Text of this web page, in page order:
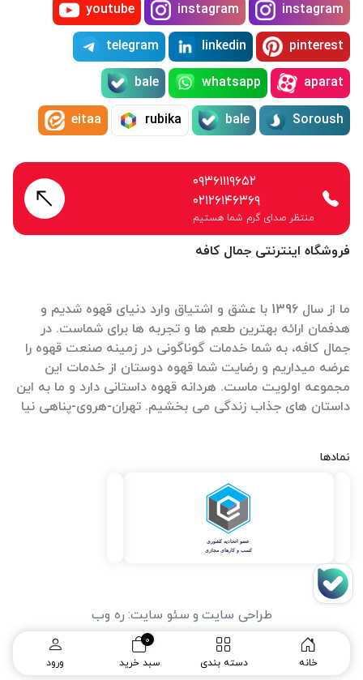
خانه دسته بندی سبد خرید
0
ورود
فروشگاه اینترنتی جمال کافه
ما از سال 1396 با عشق و اشتیاق وارد دنیای قهوه شدیم و
هدفمان ارائه بهترین طعم ها و تجربه ها برای شماست. در
جمال کافه، به شما خدمات گوناگونی در زمینه صنعت قهوه را
عرضه میداریم و رضایت شما قهوه دوستان از خدمات این
مجموعه اولویت ماست. هردانه قهوه داستانی دارد و ما به این
داستان های جذاب زندگی می بخشیم. تهران-هروی-پناهی نیا
نمادها
instagram
instagram
youtube
pinterest
linkedin
telegram
aparat
whatsapp
bale
Soroush
bale
rubika
eitaa
۰۹۳۶۱۱۱۹۶۵۲
۰۲۱۲۶۱۴۶۳۶۹
منتظر صدای گرم شما هستیم
طراحی سایت و سئو سایت: ره وب